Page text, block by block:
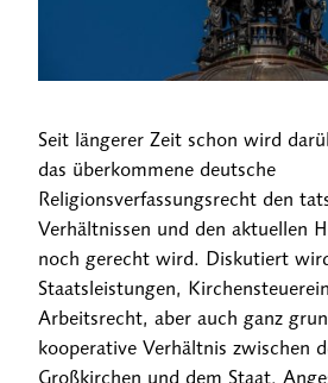
Seit längerer Zeit schon wird
das überkommene deutsche
Religionsverfassungsrecht den
Verhältnissen und den aktuellen
noch gerecht wird. Diskutiert
Staatsleistungen,
Arbeitsrecht, aber auch ganz
kooperative Verhältnis zwischen
Großkirchen und dem Staat.